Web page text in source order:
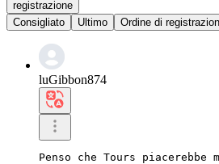
registrazione
Consigliato
Ultimo Ordine di
luGibbon874
Penso che Tours